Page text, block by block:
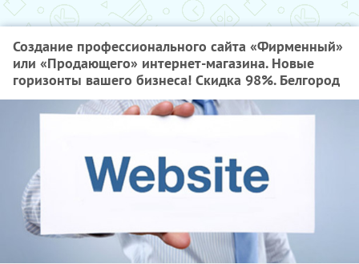
Создание профессионального сайта «Фирменный»
или «Продающего» интернет-магазина. Новые
горизонты вашего бизнеса! Скидка 98%. Белгород